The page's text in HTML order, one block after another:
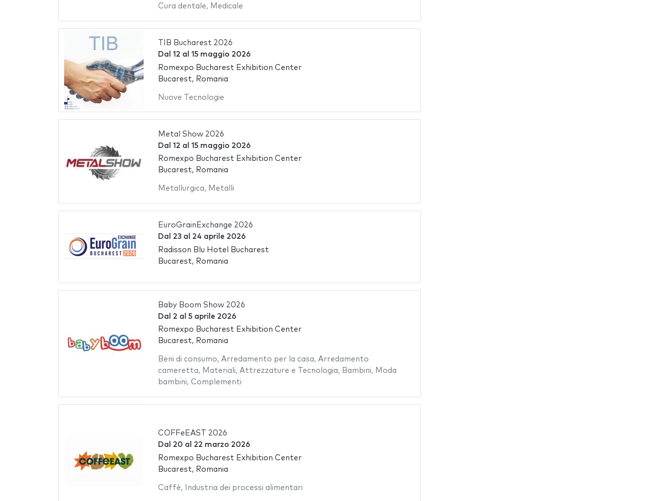
Cura dentale, Medicale
TIB Bucharest 2026
Dal 12 al 15 maggio 2026
Romexpo Bucharest Exhibition Center
Bucarest, Romania
Nuove Tecnologie
Metal Show 2026
Dal 12 al 15 maggio 2026
Romexpo Bucharest Exhibition Center
Bucarest, Romania
Metallurgica, Metalli
EuroGrainExchange 2026
Dal 23al 24 aprile 2026
Radisson Blu Hotel Bucharest
Bucarest, Romania
Baby Boom Show 2026
Dal 2 al 5 aprile 2026
Romexpo Bucharest Exhibition Center
Bucarest, Romania
Beni di consumo, Arredamento per la casa, Arredamento
cameretta, Materiali, Attrezzature e Tecnologia, Bambini, Moda
bambini, Complementi
COFFeEAST 2026
Dal 20 al 22 marzo 2026
Romexpo Bucharest Exhibition Center
Bucarest, Romania
Caffè, Industria dei processi alimentari